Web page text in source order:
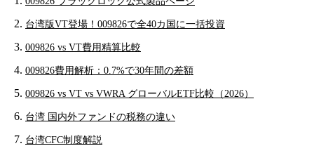
台湾版VT登場！009826で全40カ国に一括投資
009826 vs VT費用精算比較
009826費用解析：0.7%で30年間の差額
009826 vs VT vs VWRA グローバルETF比較（2026）
台湾 国内外ファンドの税務の違い
台湾CFC制度解説